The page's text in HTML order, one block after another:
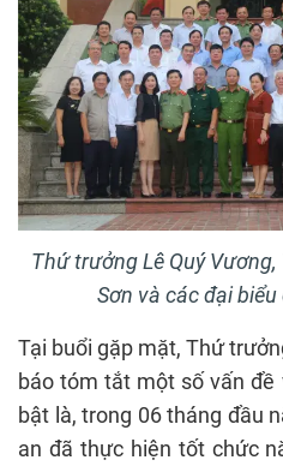
Thứ trưởng Lê Quý
Sơn và các đại
Tại buổi gặp mặt, Thứ
báo tóm tắt một số vấn đề
bật là, trong 06 tháng đầu
an đã thực hiện tốt chức